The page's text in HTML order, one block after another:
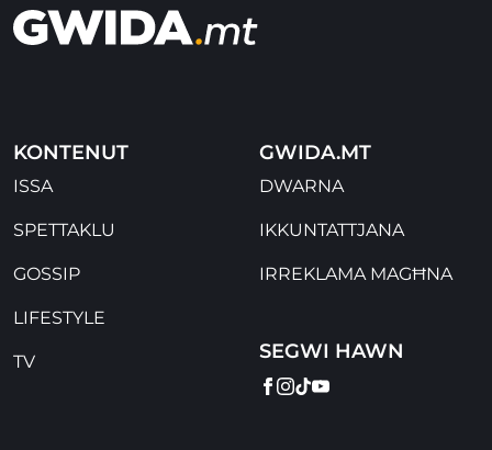
KONTENUT
ISSA
SPETTAKLU
GOSSIP
LIFESTYLE
TV
GWIDA.MT
DWARNA
IKKUNTATTJANA
IRREKLAMA MAGĦNA
SEGWI HAWN
FACEBOOK
INSTAGRAM
TIKTOK
YOUTUBE